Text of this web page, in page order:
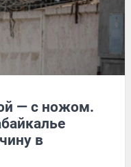
— с ножом.
в